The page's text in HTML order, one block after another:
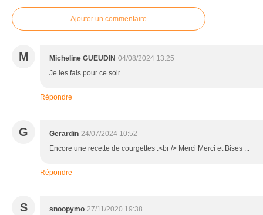
Ajouter un commentaire
M Micheline GUEUDIN 04/08/2024 13:25
Je les fais pour ce soir
Répondre
G Gerardin 24/07/2024 10:52
Encore une recette de courgettes .<br /> Merci Merci et Bises ...
Répondre
S snoopymo 27/11/2020 19:38